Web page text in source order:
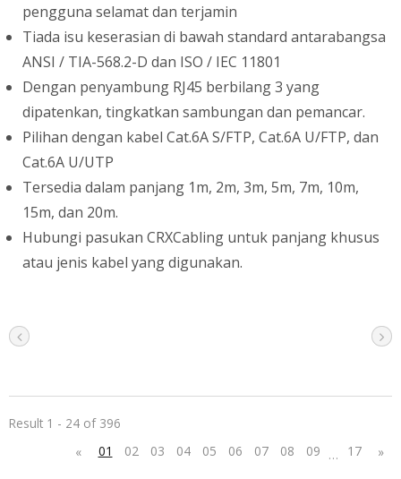
pengguna selamat dan terjamin
Tiada isu keserasian di bawah standard antarabangsa
ANSI / TIA-568.2-D dan ISO / IEC 11801
Dengan penyambung RJ45 berbilang 3 yang
dipatenkan, tingkatkan sambungan dan pemancar.
Pilihan dengan kabel Cat.6A S/FTP, Cat.6A U/FTP, dan
Cat.6A U/UTP
Tersedia dalam panjang 1m, 2m, 3m, 5m, 7m, 10m,
15m, dan 20m.
Hubungi pasukan CRXCabling untuk panjang khusus
atau jenis kabel yang digunakan.
Result 1 - 24 of 396
«
01 02 03 04 05 06 07 08 09 … 17 »